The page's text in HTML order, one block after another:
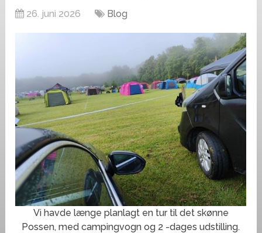
26. juni 2026 Blog
Vi havde længe planlagt en tur til det skønne
Possen, med campingvogn og 2 -dages udstilling.